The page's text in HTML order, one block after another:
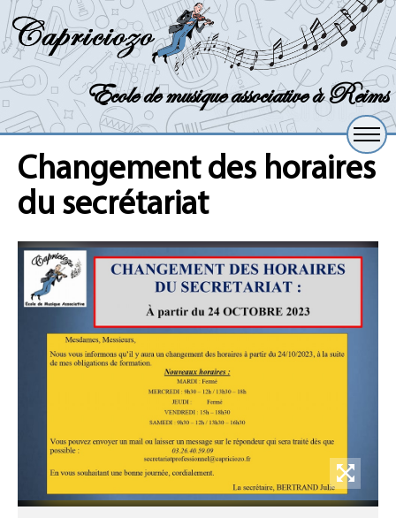
Ecole de musique associative à Reims
Changement des horaires
du secrétariat